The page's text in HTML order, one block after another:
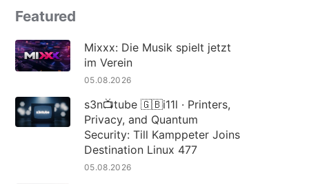
Featured
Mixxx: Die Musik spielt jetzt
im Verein
05.08.2026
s3n📺tube 🇬🇧i11l · Printers,
Privacy, and Quantum
Security: Till Kamppeter Joins
Destination Linux 477
05.08.2026